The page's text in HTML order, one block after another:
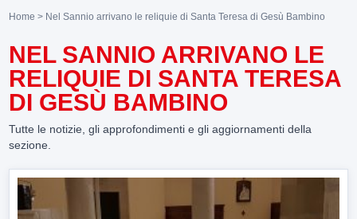
Home > Nel Sannio arrivano le reliquie di Santa Teresa di Gesù Bambino
NEL SANNIO ARRIVANO LE
RELIQUIE DI SANTA TERESA
DI GESÙ BAMBINO
Tutte le notizie, gli approfondimenti e gli aggiornamenti della
sezione.